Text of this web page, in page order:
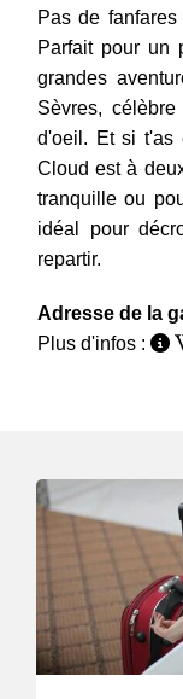
Pas de
Parfait pour un
grandes
Sèvres,
d'oeil. Et si t'as
Cloud est à
tranquille ou
idéal pour
repartir.
Adresse de la
Plus d'infos :